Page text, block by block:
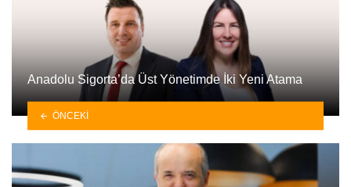
Anadolu Sigorta’da Üst Yönetimde İki Yeni Atama
ÖNCEKI